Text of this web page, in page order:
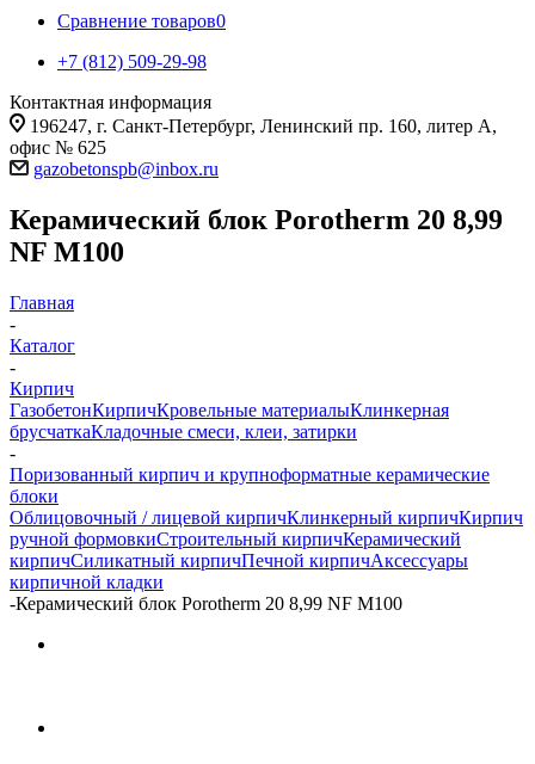
Сравнение товаров0
+7 (812) 509-29-98
Контактная информация
196247, г. Санкт-Петербург, Ленинский пр. 160, литер А,
офис № 625
gazobetonspb@inbox.ru
Керамический блок Porotherm 20 8,99
NF M100
Главная
-
Каталог
-
Кирпич
ГазобетонКирпичКровельные материалыКлинкерная
брусчаткаКладочные смеси, клеи, затирки
-
Поризованный кирпич и крупноформатные керамические
блоки
Облицовочный / лицевой кирпичКлинкерный кирпичКирпич
ручной формовкиСтроительный кирпичКерамический
кирпичСиликатный кирпичПечной кирпичАксессуары
кирпичной кладки
-Керамический блок Porotherm 20 8,99 NF M100